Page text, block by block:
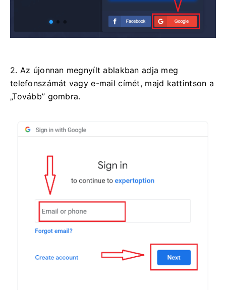
2. Az újonnan megnyílt ablakban adja meg
telefonszámát vagy e-mail címét, majd kattintson a
„Tovább” gombra.